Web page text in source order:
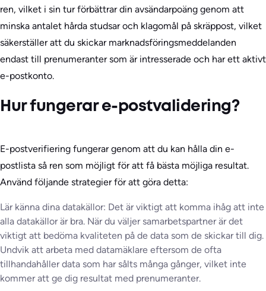
ren, vilket i sin tur förbättrar din avsändarpoäng genom att
minska antalet hårda studsar och klagomål på skräppost, vilket
säkerställer att du skickar marknadsföringsmeddelanden
endast till prenumeranter som är intresserade och har ett aktivt
e-postkonto.
Hur fungerar e-postvalidering?
E-postverifiering fungerar genom att du kan hålla din e-
postlista så ren som möjligt för att få bästa möjliga resultat.
Använd följande strategier för att göra detta:
Lär känna dina datakällor: Det är viktigt att komma ihåg att inte
alla datakällor är bra. När du väljer samarbetspartner är det
viktigt att bedöma kvaliteten på de data som de skickar till dig.
Undvik att arbeta med datamäklare eftersom de ofta
tillhandahåller data som har sålts många gånger, vilket inte
kommer att ge dig resultat med prenumeranter.